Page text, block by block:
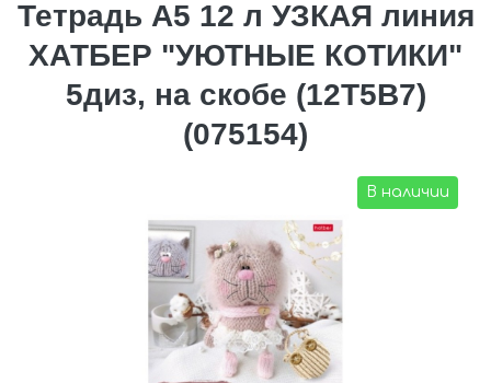
Тетрадь А5 12 л УЗКАЯ линия
ХАТБЕР "УЮТНЫЕ КОТИКИ"
5диз, на скобе (12Т5В7)
(075154)
В наличии